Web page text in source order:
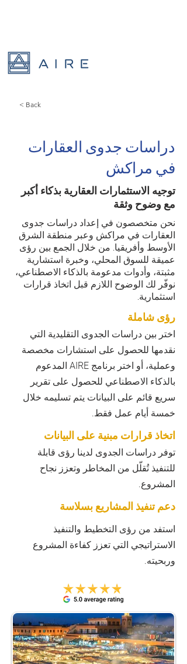
< Back
دراسات جدوى العقارات
في مراكش
توجيه الاستثمارات العقارية بذكاء أكبر
مع وضوح وثقة
نحن متخصصون في إعداد دراسات جدوى
العقارات في مراكش وعبر منطقة الشرق
الأوسط وأفريقيا. من خلال الجمع بين رؤى
عميقة للسوق المحلي، وخبرة استشارية
مثبتة، وأدوات مدعومة بالذكاء الاصطناعي،
نوفّر لك الوضوح اللازم قبل اتخاذ قرارات
استثمارية.
رؤى شاملة
اختر بين دراسات الجدوى التقليدية التي
نقدمها للحصول على استشارات مخصصة
وعملية، أو اختر برنامج AIRE المدعوم
بالذكاء الاصطناعي للحصول على تقرير
سريع قائم على البيانات يتم تسليمه خلال
خمسة أيام عمل فقط.
اتخاذ قرارات مبنية على البيانات
توفر دراسات الجدوى لدينا رؤى قابلة
للتنفيذ تُقلّل من المخاطر وتعزز نجاح
المشروع.
دعم تنفيذ المشاريع بسلاسة
استفد من رؤى التخطيط والتنفيذ
الاستراتيجي التي تعزز كفاءة المشروع
وربحيته.